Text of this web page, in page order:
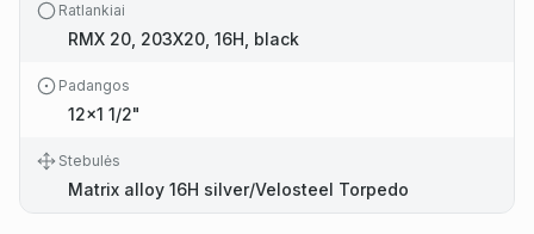
Ratlankiai
RMX 20, 203X20, 16H, black
Padangos
12x1 1/2"
Stebulės
Matrix alloy 16H silver/Velosteel Torpedo